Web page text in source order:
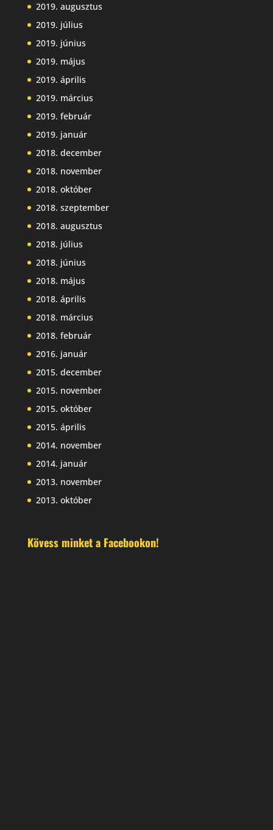
2019. augusztus
2019. július
2019. június
2019. május
2019. április
2019. március
2019. február
2019. január
2018. december
2018. november
2018. október
2018. szeptember
2018. augusztus
2018. július
2018. június
2018. május
2018. április
2018. március
2018. február
2016. január
2015. december
2015. november
2015. október
2015. április
2014. november
2014. január
2013. november
2013. október
Kövess minket a Facebookon!